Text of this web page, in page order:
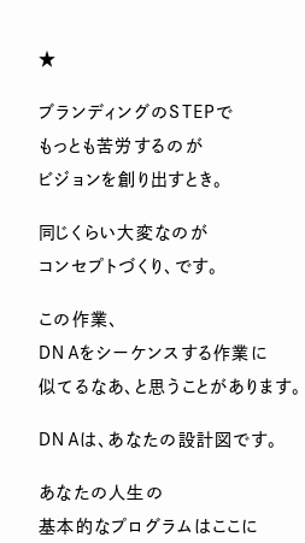
★
ブランディングのSTEPで
もっとも苦労するのが
ビジョンを創り出すとき。
同じくらい大変なのが
コンセプトづくり、です。
この作業、
ＤＮＡをシーケンスする作業に
似てるなあ、と思うことがあります。
ＤＮＡは、あなたの設計図です。
あなたの人生の
基本的なプログラムはここに